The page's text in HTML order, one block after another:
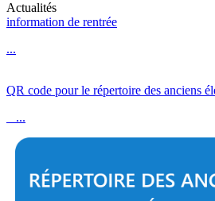
Actualités
information de rentrée
...
QR code pour le répertoire des anciens
...